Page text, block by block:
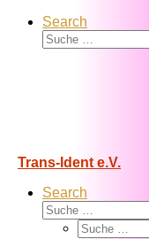
Search
Suche
Trans-Ident e.V.
Search
Suche
Suche